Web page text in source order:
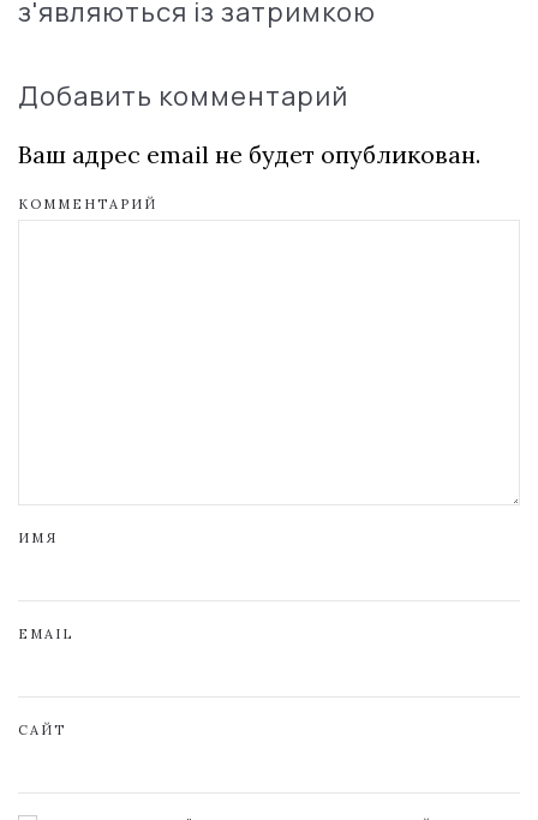
з'являються із затримкою
Добавить комментарий
Ваш адрес email не будет опубликован.
КОММЕНТАРИЙ
ИМЯ
EMAIL
САЙТ